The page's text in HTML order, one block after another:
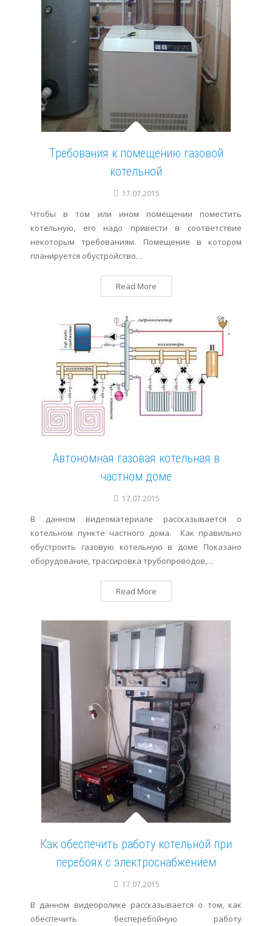
Требования к помещению газовой
котельной
17.07.2015
Чтобы в том или ином помещении поместить
котельную, его надо привести в соответствие
некоторым требованиям. Помещение в котором
планируется обустройство…
Read More
Автономная газовая котельная в
частном доме
17.07.2015
В данном видеоматериале рассказывается о
котельном пункте частного дома. Как правильно
обустроить газовую котельную в доме Показано
оборудование, трассировка трубопроводов,…
Read More
Как обеспечить работу котельной при
перебоях с электроснабжением
17.07.2015
В данном видеоролике рассказывается о том, как
обеспечить бесперебойную работу